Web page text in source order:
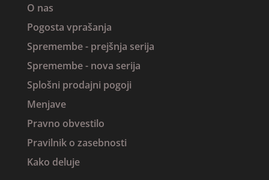
O nas
Pogosta vprašanja
Spremembe - prejšnja serija
Spremembe - nova serija
Splošni prodajni pogoji
Menjave
Pravno obvestilo
Pravilnik o zasebnosti
Kako deluje